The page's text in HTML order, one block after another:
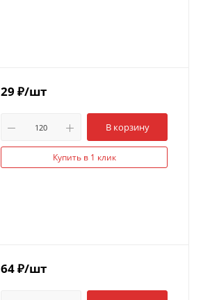
29 ₽/шт
В корзину
Купить в 1 клик
64₽/шт